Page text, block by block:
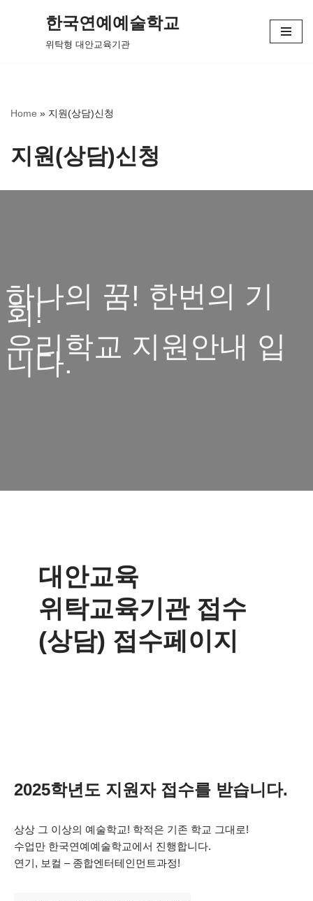
기
한국연예예술학교
위탁형 대안교육기관
Home » 지원(상담)신청
지원(상담)신청
하나의 꿈! 한번의 기
회!
우리학교 지원안내 입
니다.
대안교육
위탁교육기관 접수
(상담) 접수페이지
2025학년도 지원자 접수를 받습니다.
상상 그 이상의 예술학교! 학적은 기존 학교 그대로!
수업만 한국연예예술학교에서 진행합니다.
연기, 보컬 – 종합엔터테인먼트과정!